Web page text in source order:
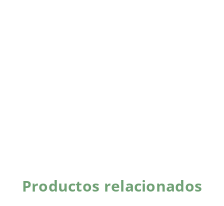
Productos relacionados